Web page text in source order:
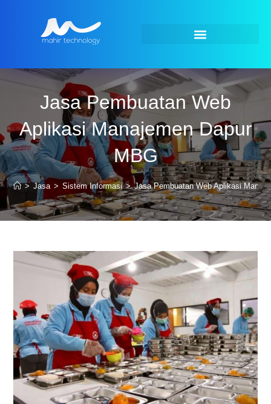
Jasa Pembuatan Web
Aplikasi Manajemen Dapur
MBG
> Jasa > Sistem Informasi > Jasa Pembuatan Web Aplikasi